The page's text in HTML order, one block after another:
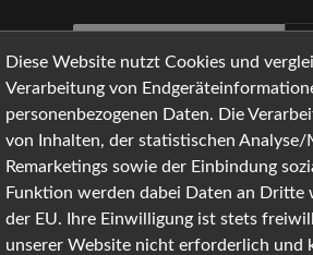
Diese Website nutzt Cookies und
Verarbeitung von
personenbezogenen Daten. Die
von Inhalten, der statistischen Analyse/
Remarketings sowie der Einbindung
Funktion werden dabei Daten an Dritte
der EU. Ihre Einwilligung ist stets
unserer Website nicht erforderlich und